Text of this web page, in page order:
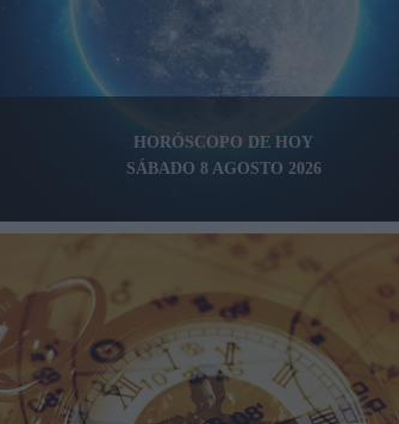
HORÓSCOPO DE HOY
SÁBADO 8 AGOSTO 2026